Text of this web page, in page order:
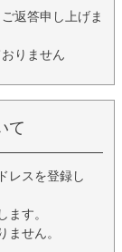
返答申し上げま
りません
て
レスを登録し
す。
せん。